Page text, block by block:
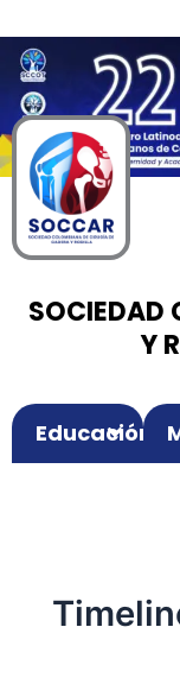
al
contenido
Horas
SOCIEDAD
Y
Educación